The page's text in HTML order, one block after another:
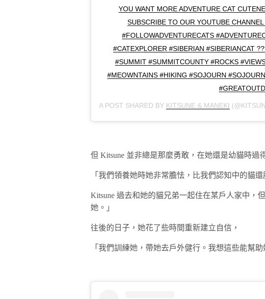
YOU WANT MORE ADVENTURE CAT
SUBSCRIBE TO OUR YOUTUBE
#FOLLOWADVENTURECATS
#CATEXPLORER #SIBERIAN #SIBERIANCAT
#SUMMIT #SUMMITCOUNTY #ROCKS
#MEOWNTAINS #HIKING #SOJOURN
A POST SHARED BY KITSUNE & MANEKI
但 Kitsune 並非總是那麼勇敢，在她還是幼貓時過
「我們領養她時她非常膽怯，比我們認知中的貓還
Kitsune 過去和她的貓兄弟一起住在某戶人家中，
她。」
往後的日子，她花了些時間重新建立自信，
「我們訓練她，帶她去戶外健行。我想這些能幫助